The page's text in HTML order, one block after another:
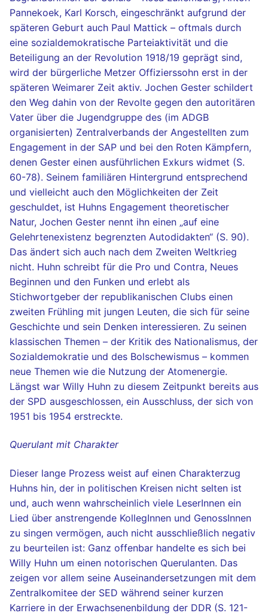
Pannekoek, Karl Korsch, eingeschränkt aufgrund der
späteren Geburt auch Paul Mattick – oftmals durch
eine sozialdemokratische Parteiaktivität und die
Beteiligung an der Revolution 1918/19 geprägt sind,
wird der bürgerliche Metzer Offizierssohn erst in der
späteren Weimarer Zeit aktiv. Jochen Gester schildert
den Weg dahin von der Revolte gegen den autoritären
Vater über die Jugendgruppe des (im ADGB
organisierten) Zentralverbands der Angestellten zum
Engagement in der SAP und bei den Roten Kämpfern,
denen Gester einen ausführlichen Exkurs widmet (S.
60-78). Seinem familiären Hintergrund entsprechend
und vielleicht auch den Möglichkeiten der Zeit
geschuldet, ist Huhns Engagement theoretischer
Natur, Jochen Gester nennt ihn einen „auf eine
Gelehrtenexistenz begrenzten Autodidakten“ (S. 90).
Das ändert sich auch nach dem Zweiten Weltkrieg
nicht. Huhn schreibt für die Pro und Contra, Neues
Beginnen und den Funken und erlebt als
Stichwortgeber der republikanischen Clubs einen
zweiten Frühling mit jungen Leuten, die sich für seine
Geschichte und sein Denken interessieren. Zu seinen
klassischen Themen – der Kritik des Nationalismus, der
Sozialdemokratie und des Bolschewismus – kommen
neue Themen wie die Nutzung der Atomenergie.
Längst war Willy Huhn zu diesem Zeitpunkt bereits aus
der SPD ausgeschlossen, ein Ausschluss, der sich von
1951 bis 1954 erstreckte.
Querulant mit Charakter
Dieser lange Prozess weist auf einen Charakterzug
Huhns hin, der in politischen Kreisen nicht selten ist
und, auch wenn wahrscheinlich viele LeserInnen ein
Lied über anstrengende KollegInnen und GenossInnen
zu singen vermögen, auch nicht ausschließlich negativ
zu beurteilen ist: Ganz offenbar handelte es sich bei
Willy Huhn um einen notorischen Querulanten. Das
zeigen vor allem seine Auseinandersetzungen mit dem
Zentralkomitee der SED während seiner kurzen
Karriere in der Erwachsenenbildung der DDR (S. 121-